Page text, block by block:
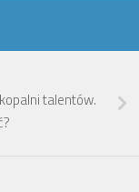
talentów.